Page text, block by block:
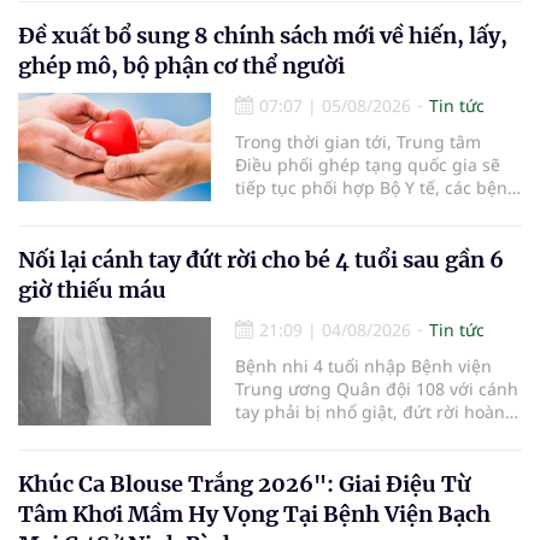
nhận 32.286.360 người, chiếm gần
30% dân số cả nước đã được khám
sức khỏe định kỳ năm nay.
Đề xuất bổ sung 8 chính sách mới về hiến, lấy,
ghép mô, bộ phận cơ thể người
07:07 | 05/08/2026
Tin tức
Trong thời gian tới, Trung tâm
Điều phối ghép tạng quốc gia sẽ
tiếp tục phối hợp Bộ Y tế, các bệnh
cường truyền thông, hoàn thiện
quy trình chuyên môn và hệ thống
hiến và ghép mô tạng.
Nối lại cánh tay đứt rời cho bé 4 tuổi sau gần 6
giờ thiếu máu
21:09 | 04/08/2026
Tin tức
Bệnh nhi 4 tuổi nhập Bệnh viện
Trung ương Quân đội 108 với cánh
tay phải bị nhổ giật, đứt rời hoàn
thương nặng và thời gian thiếu
máu kéo dài, các bác sĩ đã tái lập
tuần hoàn thành công sau ca vi
Khúc Ca Blouse Trắng 2026": Giai Điệu Từ
Tâm Khơi Mầm Hy Vọng Tại Bệnh Viện Bạch